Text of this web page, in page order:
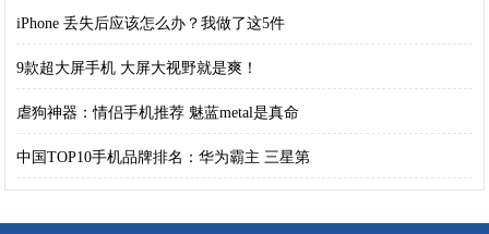
iPhone 丢失后应该怎么办？我做了这5件
9款超大屏手机 大屏大视野就是爽！
虐狗神器：情侣手机推荐 魅蓝metal是真命
中国TOP10手机品牌排名：华为霸主 三星第